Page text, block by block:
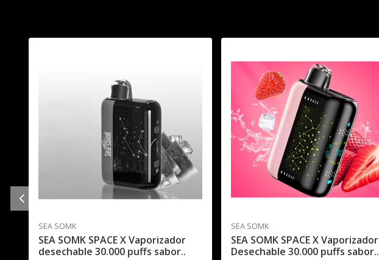
SEA SOMK
SEA SOMK SPACE X Vaporizador
desechable 30.000 puffs sabor..
SEA SOMK
SEA SOMK SPACE X Vaporizador
Desechable 30.000 puffs sabor..